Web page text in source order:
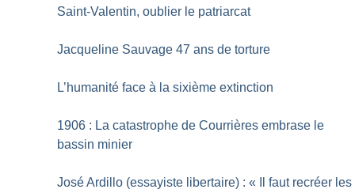
Saint-Valentin, oublier le patriarcat
Jacqueline Sauvage 47 ans de torture
L’humanité face à la sixième extinction
1906 : La catastrophe de Courrières embrase le
bassin minier
José Ardillo (essayiste libertaire) : «
Il faut recréer les